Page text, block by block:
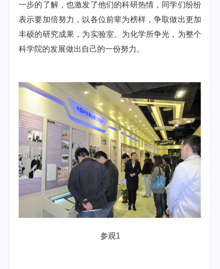
一步的了解，也激发了他们的科研热情，同学们纷纷
表示要加倍努力，以各位前辈为榜样，争取做出更加
丰硕的研究成果，为实验室、为化学所争光，为整个
科学院的发展做出自己的一份努力。
参观1